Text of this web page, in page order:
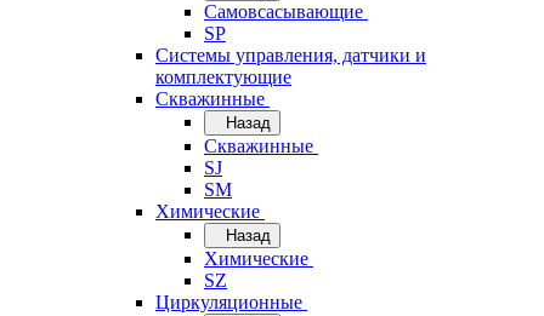
Самовсасывающие
SP
Системы управления, датчики и
комплектующие
Скважинные
Назад
Скважинные
SJ
SM
Химические
Назад
Химические
SZ
Циркуляционные